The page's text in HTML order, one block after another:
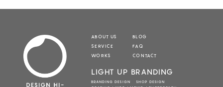
ABOUT US
SERVICE
WORKS
BLOG
FAQ
CONTACT
LIGHT UP BRANDING
BRANDING DESIGN SHOP DESIGN